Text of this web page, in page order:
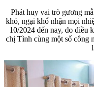
Phát huy vai trò gương
khó, ngại khổ nhận mọi
10/2024 đến nay, do điều
chị Tình cùng một số công